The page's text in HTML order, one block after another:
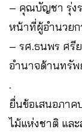
– คุณบัญชา รุ่งร
หน้าที่ผู้อำนวย
– รศ.ธนพร ศรี
อำนาจด้านทรัพ
.
ยื่นข้อเสนอภาค
ไม้แห่งชาติ แล